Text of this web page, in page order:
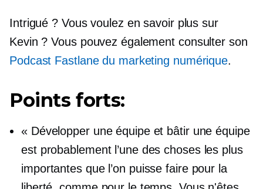
Intrigué ? Vous voulez en savoir plus sur
Kevin ? Vous pouvez également consulter son
Podcast Fastlane du marketing numérique.
Points forts:
« Développer une équipe et bâtir une équipe
est probablement l’une des choses les plus
importantes que l’on puisse faire pour la